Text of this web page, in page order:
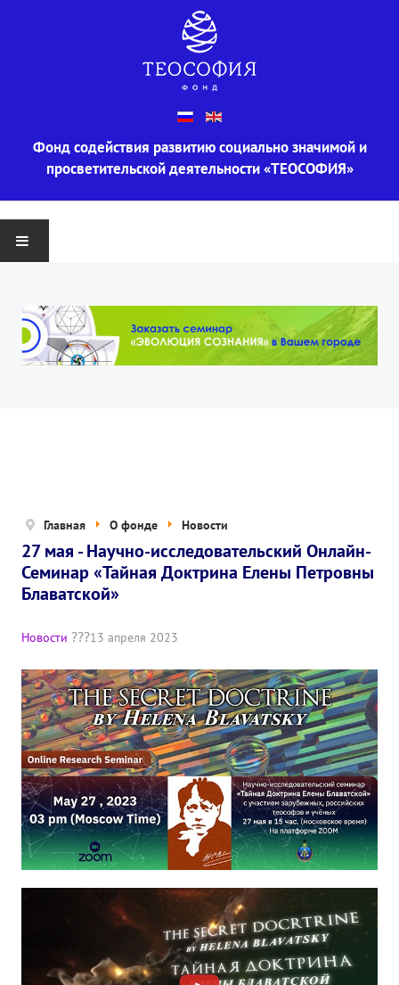
Фонд содействия развитию социально значимой и
просветительской деятельности «ТЕОСОФИЯ»
О ФОНДЕ
Информация
Концепция деятельности
Нам помогают
ПРОЕКТЫ
🌟 Детский проект «БЕЛЫЕ ЯГУАРЫ»
✔️ Заказать мероприятие
✔️ Заказать Семинар
✔️ Заказать книги/журналы
Международный научно-исследовательский Центр, им. Е.П.
Международное теософское издательство «Альбатрос»
Межрегиональные теософские семинары России. Теософский
Главная О фонде Новости
27 мая - Научно-исследовательский Онлайн-
Семинар «Тайная Доктрина Елены Петровны
Блаватской»
Новости 13 апреля 2023